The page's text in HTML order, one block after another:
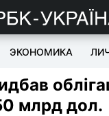
ЭКОНОМИКА
млрд дол.